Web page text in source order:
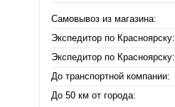
Самовывоз из магазина:
Экспедитор по Красноярску:
Экспедитор по Красноярску:
До транспортной компании:
До 50 км от города: